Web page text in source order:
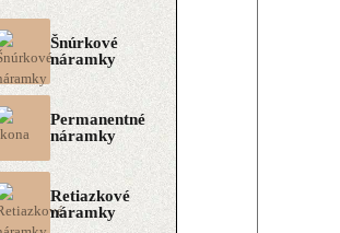
Šnúrkové
náramky
Permanentné
náramky
Retiazkové
náramky